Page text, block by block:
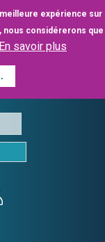
expérience sur
nous considérerons que
En savoir plus